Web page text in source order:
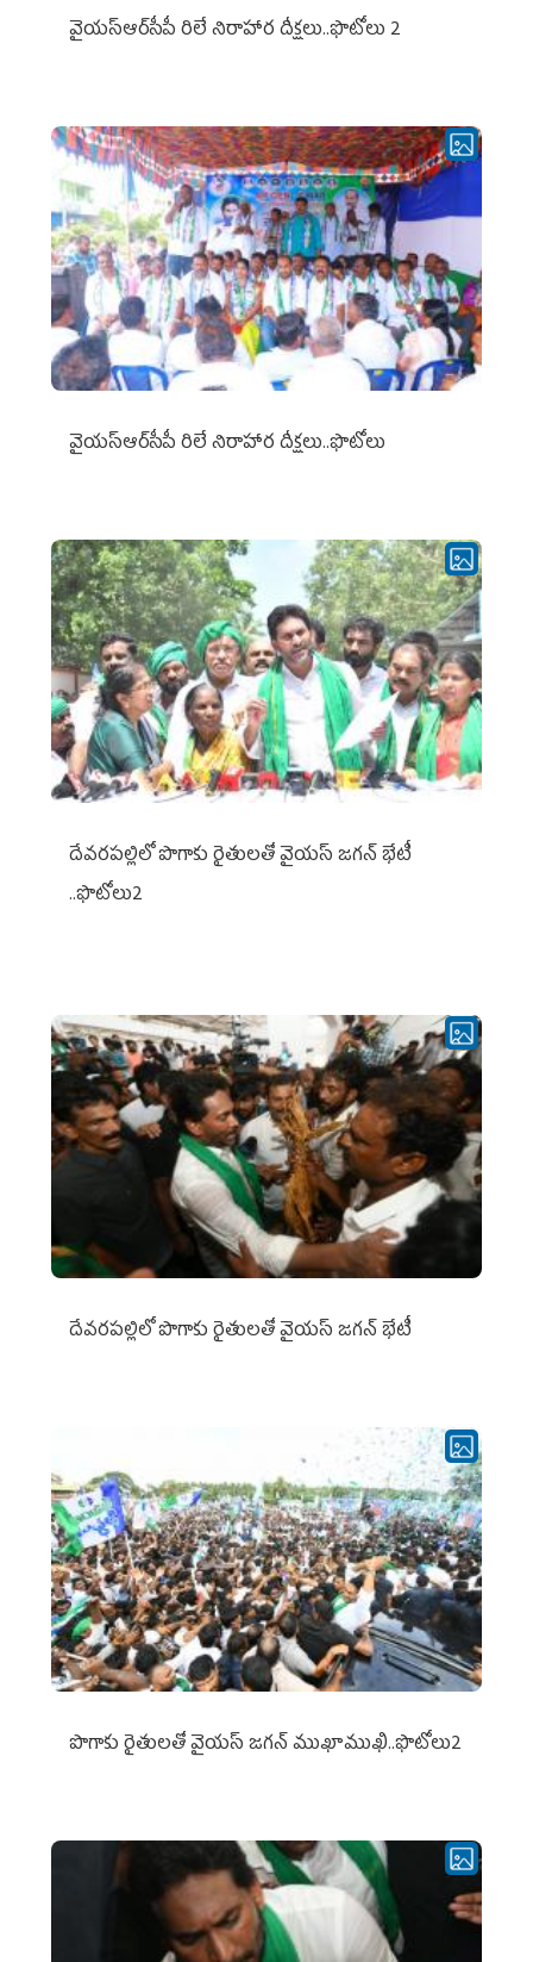
వైయ‌స్ఆర్‌సీపీ రిలే నిరాహార దీక్షలు..ఫొటోలు 2
వైయ‌స్ఆర్‌సీపీ రిలే నిరాహార దీక్షలు..ఫొటోలు
దేవరపల్లిలో పొగాకు రైతులతో వైయస్ జగన్ భేటీ
..ఫొటోలు2
దేవరపల్లిలో పొగాకు రైతులతో వైయస్ జగన్ భేటీ
పొగాకు రైతుల‌తో వైయ‌స్ జ‌గ‌న్ ముఖాముఖి..ఫొటోలు2